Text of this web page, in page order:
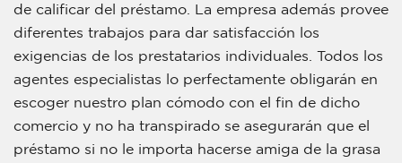
de calificar del préstamo. La empresa además provee
diferentes trabajos para dar satisfacción los
exigencias de los prestatarios individuales. Todos los
agentes especialistas lo perfectamente obligarán en
escoger nuestro plan cómodo con el fin de dicho
comercio y no ha transpirado se asegurarán que el
préstamo si no le importa hacerse amiga de la grasa